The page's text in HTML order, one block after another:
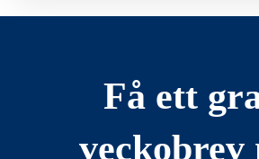
Få ett
veckobrev